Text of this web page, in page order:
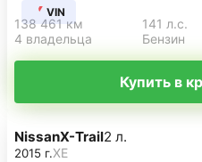
VIN
138 461 км 141 л.с.
4 владельца
Бензин
Купить в
NissanX-Trail2 л.
2015 г.XE